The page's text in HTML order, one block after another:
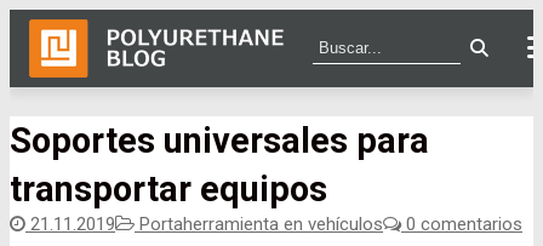
Ir
al
Menú
Cerrar
Soportes universales para
transportar equipos
21.11.2019 Portaherramienta en vehículos
0 comentarios